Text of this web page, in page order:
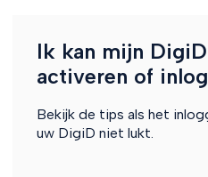
Ik kan mijn
activeren of
Bekijk de tips als het
uw DigiD niet lukt.